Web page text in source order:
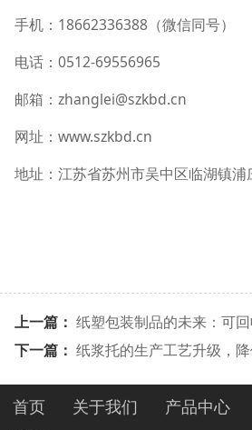
手机：18662336388（微信同号）
电话：0512-69556965
邮箱：zhanglei@szkbd.cn
网址：www.szkbd.cn
地址：江苏省苏州市吴中区临湖镇
上一篇： 纸塑包装制品的未来：可回收与
下一篇： 纸浆托的生产工艺升级，
首页 关于我们 产品中心